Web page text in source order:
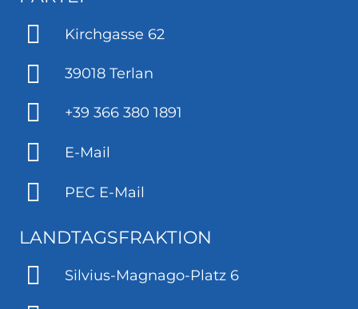
Kirchgasse 62
39018 Terlan
+39 366 380 1891
E-Mail
PEC E-Mail
LANDTAGSFRAKTION
Silvius-Magnago-Platz 6